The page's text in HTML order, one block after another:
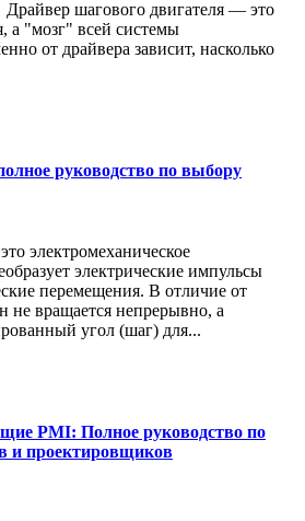
шагового двигателя — это
а "мозг" всей системы
от драйвера зависит, насколько
руководство по выбору
электромеханическое
электрические импульсы
перемещения. В отличие от
не вращается непрерывно, а
угол (шаг) для...
PMI: Полное руководство по
и проектировщиков